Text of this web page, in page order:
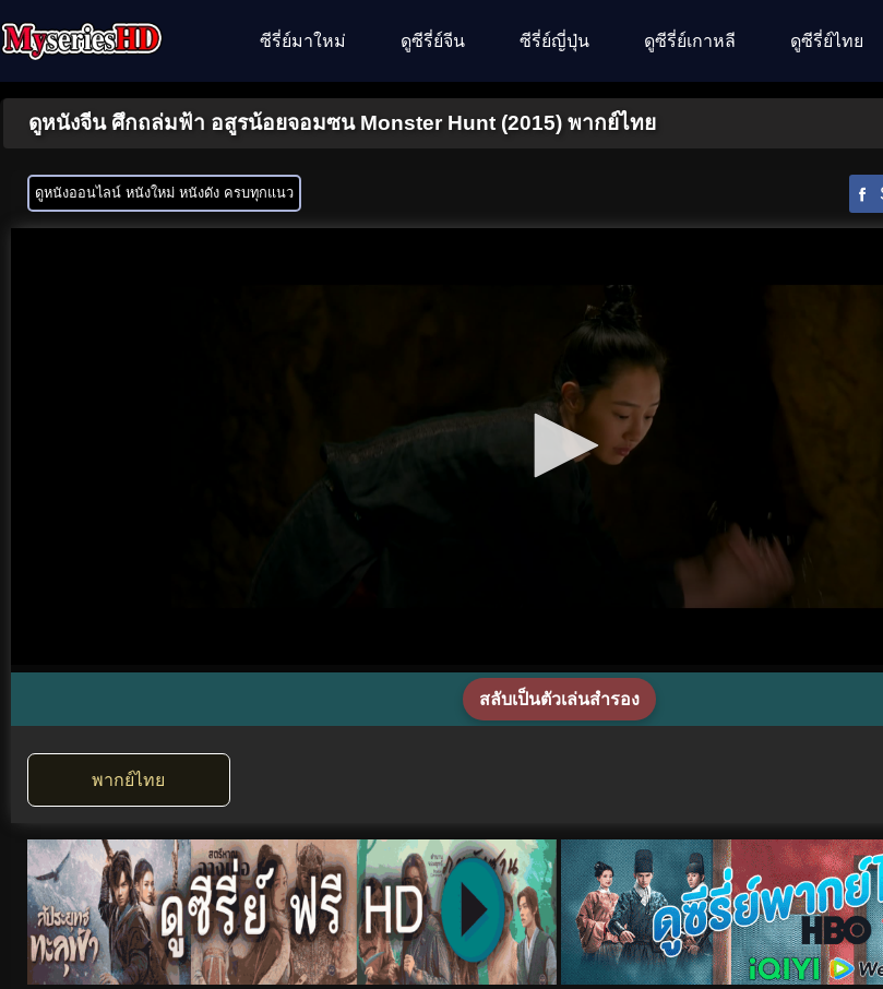
ซีรี่ย์มาใหม่ ดูซีรี่ย์จีน ซีรี่ย์ญี่ปุ่น ดูซีรี่ย์เกาหลี ดูซีรี่ย์ไทย
ดูหนังจีน ศึกถล่มฟ้า อสูรน้อยจอมซน Monster Hunt (2015) พากย์ไทย
ดูหนังออนไลน์ หนังใหม่ หนังดัง ครบทุกแนว
สลับเป็นตัวเล่นสำรอง
พากย์ไทย